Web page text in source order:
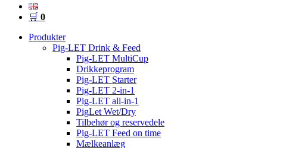
🛒 0
Produkter
Pig-LET Drink & Feed
Pig-LET MultiCup
Drikkeprogram
Pig-LET Starter
Pig-LET 2-in-1
Pig-LET all-in-1
PigLet Wet/Dry
Tilbehør og reservedele
Pig-LET Feed on time
Mælkeanlæg